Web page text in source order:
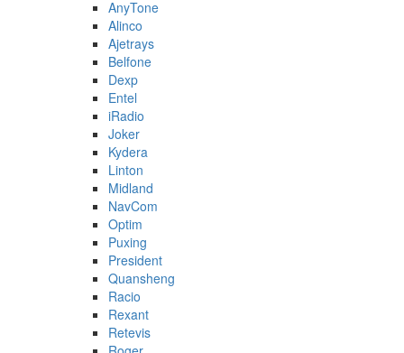
AnyTone
Alinco
Ajetrays
Belfone
Dexp
Entel
iRadio
Joker
Kydera
Linton
Midland
NavCom
Optim
Puxing
President
Quansheng
Racio
Rexant
Retevis